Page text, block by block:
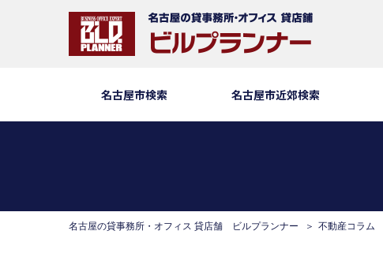
名古屋市検索 名古屋市近郊検索
名古屋の貸事務所・オフィス 貸店舗 ビルプランナー 不動産コラム